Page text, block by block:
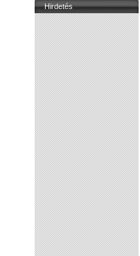
Hirdetés